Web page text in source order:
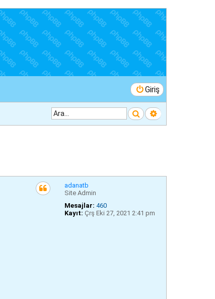
Giriş
Ara Gelişmiş arama
adanatb
Site Admin
Mesajlar: 460
Kayıt: Çrş Eki 27, 2021 2:41 pm